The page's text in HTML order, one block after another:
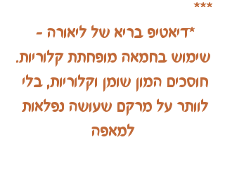
  ***
*דיאטיפ בריא של ליאורה -
שימוש בחמאה מופחתת קלוריות.
חוסכים המון שומן וקלוריות, בלי
לוותר על מרקם שעושה נפלאות
למאפה